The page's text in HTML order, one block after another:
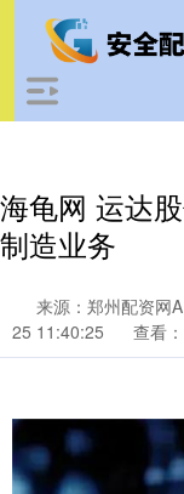
海龟网 运达
制造业务
来源：郑州配资网
25 11:40:25
查看